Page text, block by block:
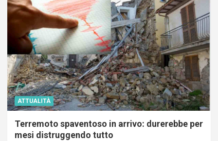
ATTUALITÀ
Terremoto spaventoso in arrivo: durerebbe per
mesi distruggendo tutto